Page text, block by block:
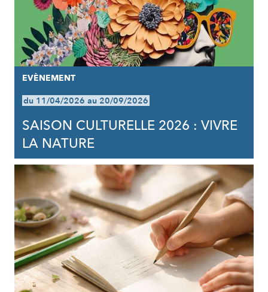
EVÈNEMENT
du 11/04/2026 au 20/09/2026
SAISON CULTURELLE 2026 : VIVRE
LA NATURE